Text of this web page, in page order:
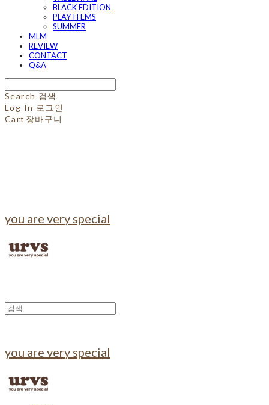
BLACK EDITION
PLAY ITEMS
SUMMER
MLM
REVIEW
CONTACT
Q&A
Search 검색
Log In 로그인
Cart 장바구니
you are very special
you are very special